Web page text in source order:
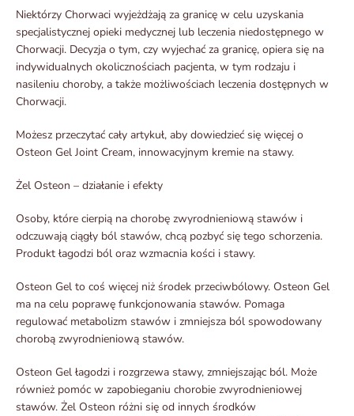
Niektórzy Chorwaci wyjeżdżają za granicę w celu uzyskania
specjalistycznej opieki medycznej lub leczenia niedostępnego w
Chorwacji. Decyzja o tym, czy wyjechać za granicę, opiera się na
indywidualnych okolicznościach pacjenta, w tym rodzaju i
nasileniu choroby, a także możliwościach leczenia dostępnych w
Chorwacji.
Możesz przeczytać cały artykuł, aby dowiedzieć się więcej o
Osteon Gel Joint Cream, innowacyjnym kremie na stawy.
Żel Osteon – działanie i efekty
Osoby, które cierpią na chorobę zwyrodnieniową stawów i
odczuwają ciągły ból stawów, chcą pozbyć się tego schorzenia.
Produkt łagodzi ból oraz wzmacnia kości i stawy.
Osteon Gel to coś więcej niż środek przeciwbólowy. Osteon Gel
ma na celu poprawę funkcjonowania stawów. Pomaga
regulować metabolizm stawów i zmniejsza ból spowodowany
chorobą zwyrodnieniową stawów.
Osteon Gel łagodzi i rozgrzewa stawy, zmniejszając ból. Może
również pomóc w zapobieganiu chorobie zwyrodnieniowej
stawów. Żel Osteon różni się od innych środków